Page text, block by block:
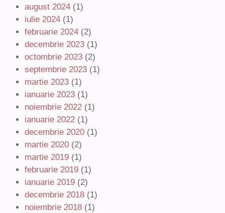
august 2024 (1)
iulie 2024 (1)
februarie 2024 (2)
decembrie 2023 (1)
octombrie 2023 (2)
septembrie 2023 (1)
martie 2023 (1)
ianuarie 2023 (1)
noiembrie 2022 (1)
ianuarie 2022 (1)
decembrie 2020 (1)
martie 2020 (2)
martie 2019 (1)
februarie 2019 (1)
ianuarie 2019 (2)
decembrie 2018 (1)
noiembrie 2018 (1)